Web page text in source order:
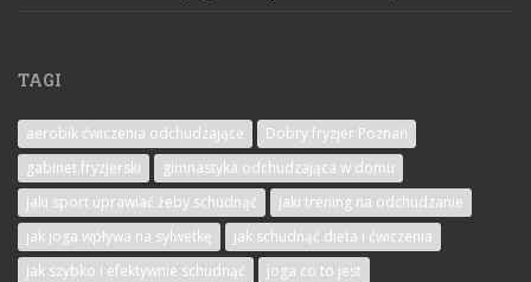
TAGI
aerobik ćwiczenia odchudzające
Dobry fryzjer Poznań
gabinet fryzjerski
gimnastyka odchudzająca w domu
jaki sport uprawiać żeby schudnąć
jaki trening na odchudzanie
jak joga wpływa na sylwetkę
jak schudnąć dieta i ćwiczenia
jak szybko i efektywnie schudnąć
joga co to jest